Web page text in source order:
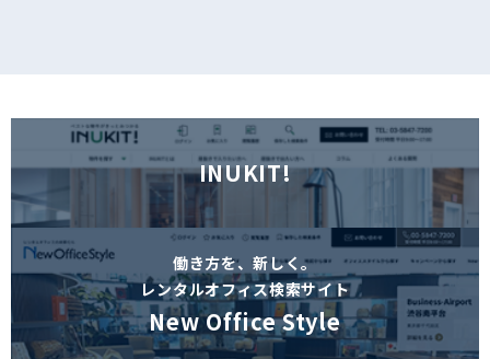
INUKIT!
働き方を、新しく。
レンタルオフィス検索サイト
New Office Style